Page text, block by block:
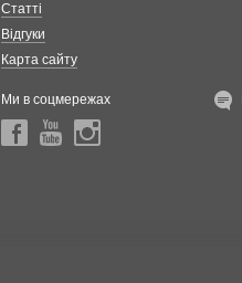
Статті
Відгуки
Карта сайту
Ми в соцмережах